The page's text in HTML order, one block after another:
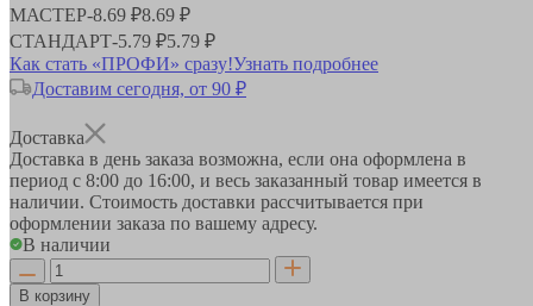
МАСТЕР-8.69 ₽8.69 ₽
СТАНДАРТ-5.79 ₽5.79 ₽
Как стать «ПРОФИ» сразу!Узнать подробнее
Доставим сегодня, от 90 ₽
Доставка
Доставка в день заказа возможна, если она оформлена в
период с 8:00 до 16:00, и весь заказанный товар имеется в
наличии. Стоимость доставки рассчитывается при
оформлении заказа по вашему адресу.
В наличии
В корзину